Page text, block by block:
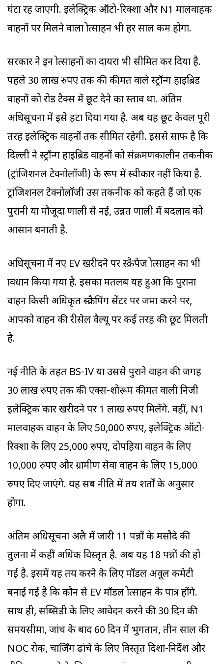
घंटा रह जाएगी. इलेक्ट्रिक ऑटो-रिक्शा और N1 मालवाहक
वाहनों पर मिलने वाला प्रोत्साहन भी हर साल कम होगा.
सरकार ने इन प्रोत्साहनों का दायरा भी सीमित कर दिया है.
पहले 30 लाख रुपए तक की कीमत वाले स्ट्रॉन्ग हाइब्रिड
वाहनों को रोड टैक्स में छूट देने का प्रस्ताव था. अंतिम
अधिसूचना में इसे हटा दिया गया है. अब यह छूट केवल पूरी
तरह इलेक्ट्रिक वाहनों तक सीमित रहेगी. इससे साफ है कि
दिल्ली ने स्ट्रॉन्ग हाइब्रिड वाहनों को संक्रमणकालीन तकनीक
(ट्रांजिशनल टेक्नोलॉजी) के रूप में स्वीकार नहीं किया है.
ट्रांजिशनल टेक्नोलॉजी उस तकनीक को कहते हैं जो एक
पुरानी या मौजूदा प्रणाली से नई, उन्नत प्रणाली में बदलाव को
आसान बनाती है.
अधिसूचना में नए EV खरीदने पर स्क्रैपेज प्रोत्साहन का भी
प्रावधान किया गया है. इसका मतलब यह हुआ कि पुराना
वाहन किसी अधिकृत स्क्रैपिंग सेंटर पर जमा करने पर,
आपको वाहन की रीसेल वैल्यू पर कई तरह की छूट मिलती
है.
नई नीति के तहत BS-IV या उससे पुराने वाहन की जगह
30 लाख रुपए तक की एक्स-शोरूम कीमत वाली निजी
इलेक्ट्रिक कार खरीदने पर 1 लाख रुपए मिलेंगे. वहीं, N1
मालवाहक वाहन के लिए 50,000 रुपए, इलेक्ट्रिक ऑटो-
रिक्शा के लिए 25,000 रुपए, दोपहिया वाहन के लिए
10,000 रुपए और ग्रामीण सेवा वाहन के लिए 15,000
रुपए दिए जाएंगे. यह सब नीति में तय शर्तों के अनुसार
होगा.
अंतिम अधिसूचना अप्रैल में जारी 11 पन्नों के मसौदे की
तुलना में कहीं अधिक विस्तृत है. अब यह 18 पन्नों की हो
गई है. इसमें यह तय करने के लिए मॉडल अप्रूवल कमेटी
बनाई गई है कि कौन से EV मॉडल प्रोत्साहन के पात्र होंगे.
साथ ही, सब्सिडी के लिए आवेदन करने की 30 दिन की
समयसीमा, जांच के बाद 60 दिन में भुगतान, तीन साल की
NOC रोक, चार्जिंग ढांचे के लिए विस्तृत दिशा-निर्देश और